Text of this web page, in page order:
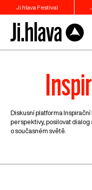
Ji.hlava Festival
Diskusní platforma
perspektivy, posilovat dialog
o současném světě.